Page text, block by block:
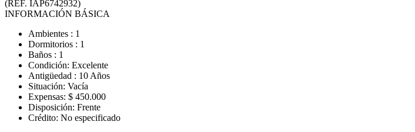
(REF. IAP6742932)
INFORMACIÓN BÁSICA
Ambientes : 1
Dormitorios : 1
Baños : 1
Condición: Excelente
Antigüedad : 10 Años
Situación: Vacía
Expensas: $ 450.000
Disposición: Frente
Crédito: No especificado